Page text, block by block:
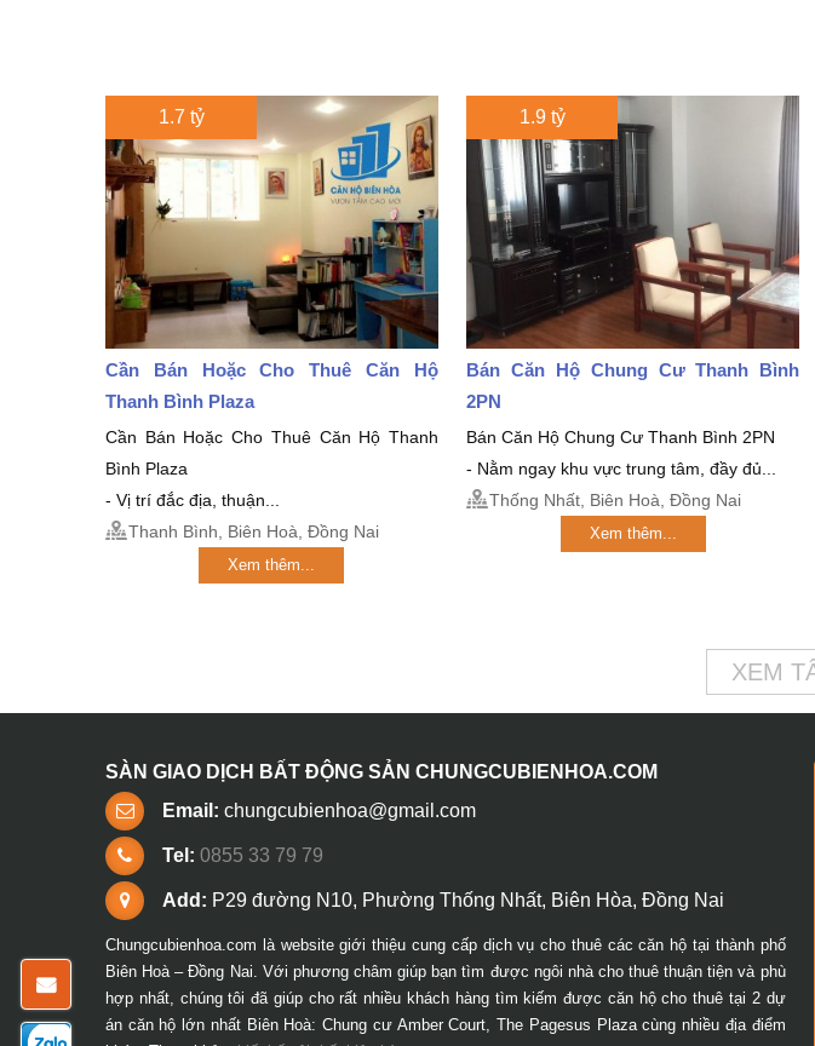
1.7 tỷ
Cần Bán Hoặc Cho Thuê Căn Hộ
Thanh Bình Plaza
Cần Bán Hoặc Cho Thuê Căn Hộ Thanh
Bình Plaza
- Vị trí đắc địa, thuận...
Thanh Bình, Biên Hoà, Đồng Nai
Xem thêm...
1.9 tỷ
Bán Căn Hộ Chung Cư Thanh Bình
2PN
Bán Căn Hộ Chung Cư Thanh Bình 2PN
- Nằm ngay khu vực trung tâm, đầy đủ...
Thống Nhất, Biên Hoà, Đồng Nai
Xem thêm...
XEM
SÀN GIAO DỊCH BẤT ĐỘNG SẢN CHUNGCUBIENHOA.COM
Email: chungcubienhoa@gmail.com
Tel: 0855 33 79 79
Add: P29 đường N10, Phường Thống Nhất, Biên Hòa, Đồng Nai
Chungcubienhoa.com là website giới thiệu cung cấp dịch vụ cho thuê các căn hộ tại thành phố
Biên Hoà – Đồng Nai. Với phương châm giúp bạn tìm được ngôi nhà cho thuê thuận tiện và phù
hợp nhất, chúng tôi đã giúp cho rất nhiều khách hàng tìm kiếm được căn hộ cho thuê tại 2 dự
án căn hộ lớn nhất Biên Hoà: Chung cư Amber Court, The Pagesus Plaza cùng nhiều địa điểm